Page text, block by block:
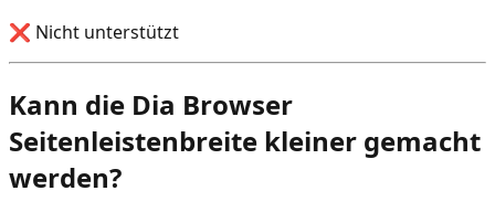
❌ Nicht unterstützt
Kann die Dia Browser
Seitenleistenbreite kleiner gemacht
werden?